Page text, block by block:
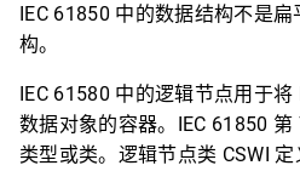
IEC 61850 中的数据结构不是
构。
IEC 61580 中的逻辑节点用于
数据对象的容器。IEC 61850
类型或类。逻辑节点类 CSWI